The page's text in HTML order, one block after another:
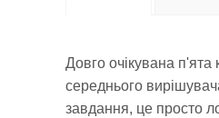
Довго очікувана п'ята
середнього
завдання, це просто